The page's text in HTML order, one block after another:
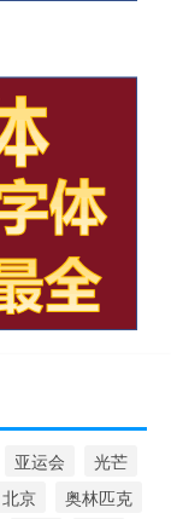
亚运会
光芒
北京
奥林匹克